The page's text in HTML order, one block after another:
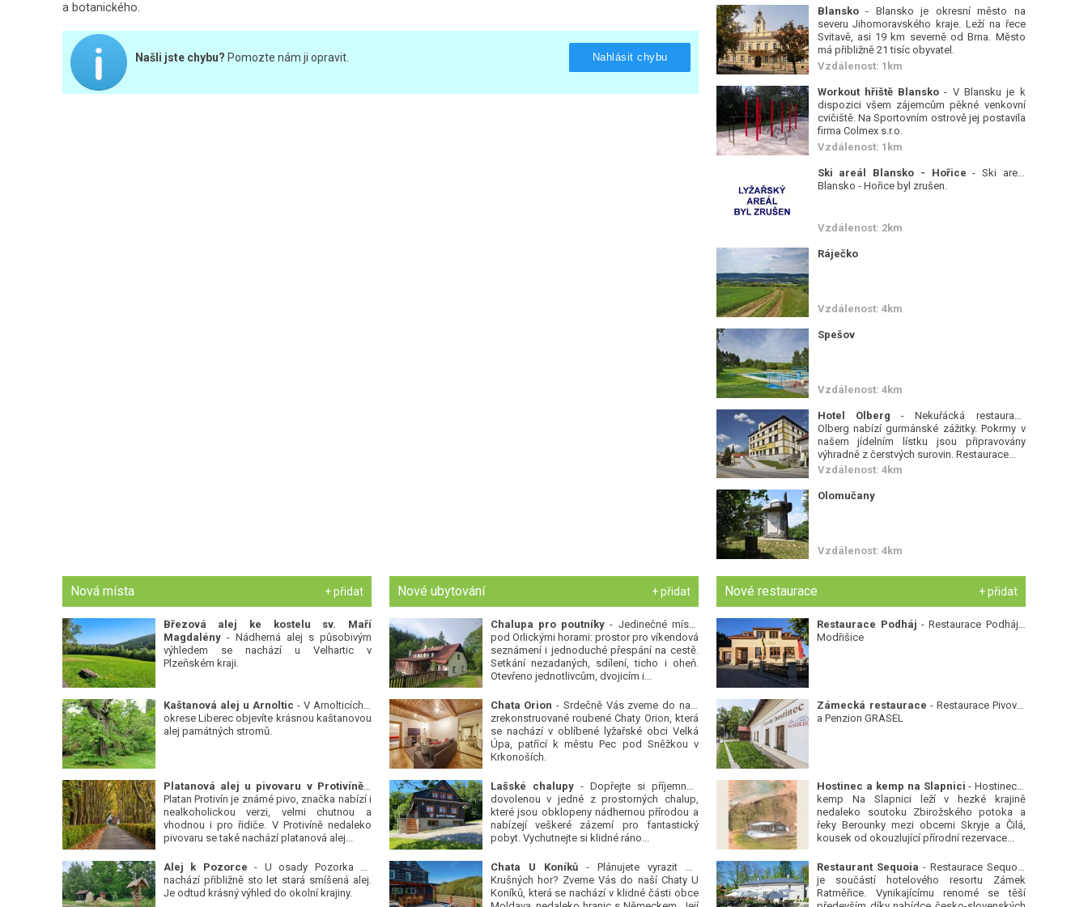
a botanického.
Našli jste chybu? Pomozte nám ji opravit. Nahlásit chybu
Blansko- Blansko je okresní město na
severu Jihomoravského kraje. Leží na řece
Svitavě, asi 19 km severně od Brna. Město
má přibližně 21 tisíc obyvatel.
Vzdálenost: 1km
Workout hřiště Blansko - V Blansku je k
dispozici všem zájemcům pěkné venkovní
cvičiště. Na Sportovním ostrově jej postavila
firma Colmex s.r.o.
Vzdálenost: 1km
Ski areál Blansko - Hořice - Ski areál
Blansko - Hořice byl zrušen.
Vzdálenost: 2km
Ráječko
Vzdálenost: 4km
Spešov
Vzdálenost: 4km
Hotel Olberg - Nekuřácká restaurace
Olberg nabízí gurmánské zážitky. Pokrmy v
našem jídelním lístku jsou připravovány
výhradně z čerstvých surovin. Restaurace...
Vzdálenost: 4km
Olomučany
Vzdálenost: 4km
Nová místa + přidat
Březová alej ke kostelu sv. Maří
Magdalény- Nádherná alej s působivým
výhledem se nachází u Velhartic v
Plzeňském kraji.
Kaštanová alej u Arnoltic - V Arnolticích v
okrese Liberec objevíte krásnou kaštanovou
alej památných stromů.
Platanová alej u pivovaru v Protivíně
-
Platan Protivín je známé pivo, značka nabízí i
nealkoholickou verzi, velmi chutnou a
vhodnou i pro řidiče. V Protivíně nedaleko
pivovaru se také nachází platanová alej...
Alej k Pozorce - U osady Pozorka se
nachází přibližně sto let stará smíšená alej.
Je odtud krásný výhled do okolní krajiny.
Nové ubytování + přidat
Chalupa pro poutníky - Jedinečné místo
pod Orlickými horami: prostor pro víkendová
seznámení i jednoduché přespání na cestě.
Setkání nezadaných, sdílení, ticho i oheň.
Otevřeno jednotlivcům, dvojicím i...
Chata Orion - Srdečně Vás zveme do naší
zrekonstruované roubené Chaty Orion, která
se nachází v oblíbené lyžařské obci Velká
Úpa, patřící k městu Pec pod Sněžkou v
Krkonoších.
Lašské chalupy- Dopřejte si příjemnou
dovolenou v jedné z prostorných chalup,
které jsou obklopeny nádhernou přírodou a
nabízejí veškeré zázemí pro fantastický
pobyt. Vychutnejte si klidné ráno...
Chata U Koníků- Plánujete vyrazit do
Krušných hor? Zveme Vás do naší Chaty U
Koníků, která se nachází v klidné části obce
Nové restaurace + přidat
Restaurace Podháj - Restaurace Podháj -
Modřišice
Zámecká restaurace - Restaurace Pivovar
a Penzion GRASEL
Hostinec a kemp na Slapnici - Hostinec a
kemp Na Slapnici leží v hezké krajině
nedaleko soutoku Zbirožského potoka a
řeky Berounky mezi obcemi Skryje a Čilá,
kousek od okouzlující přírodní rezervace...
Restaurant Sequoia - Restaurace Sequoia
je součástí hotelového resortu Zámek
Ratměřice. Vynikajícímu renomé se těší